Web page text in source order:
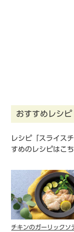
おすすめレシピ
レシピ「スライス
すめのレシピはこち
チキンのガーリックソ